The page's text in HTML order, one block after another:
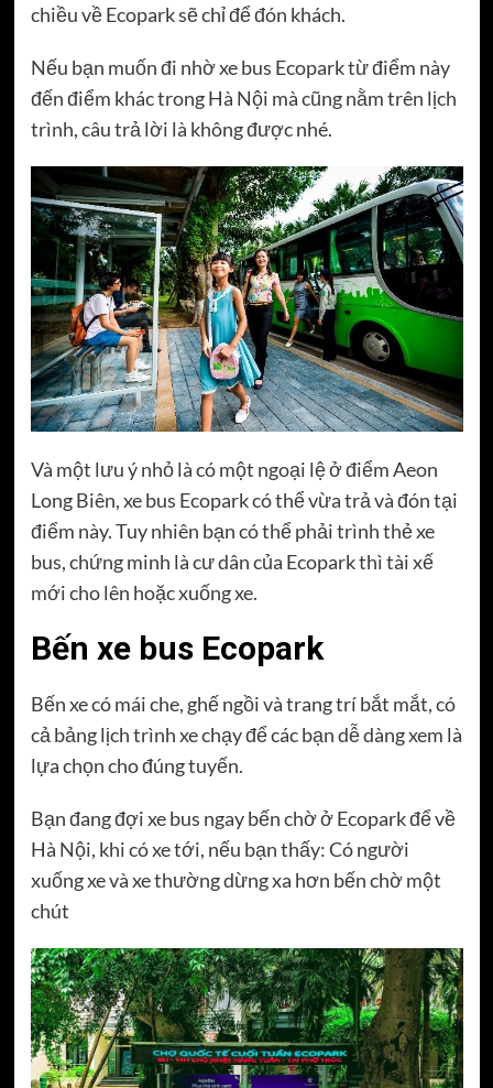
chiều về Ecopark sẽ chỉ để đón khách.
Nếu bạn muốn đi nhờ xe bus Ecopark từ điểm này
đến điểm khác trong Hà Nội mà cũng nằm trên lịch
trình, câu trả lời là không được nhé.
Và một lưu ý nhỏ là có một ngoại lệ ở điểm Aeon
Long Biên, xe bus Ecopark có thể vừa trả và đón tại
điểm này. Tuy nhiên bạn có thể phải trình thẻ xe
bus, chứng minh là cư dân của Ecopark thì tài xế
mới cho lên hoặc xuống xe.
Bến xe bus Ecopark
Bến xe có mái che, ghế ngồi và trang trí bắt mắt, có
cả bảng lịch trình xe chạy để các bạn dễ dàng xem là
lựa chọn cho đúng tuyến.
Bạn đang đợi xe bus ngay bến chờ ở Ecopark để về
Hà Nội, khi có xe tới, nếu bạn thấy: Có người
xuống xe và xe thường dừng xa hơn bến chờ một
chút